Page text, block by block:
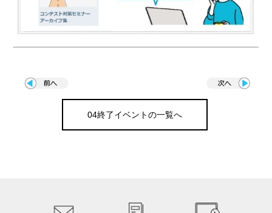
04終了イベントの一覧へ